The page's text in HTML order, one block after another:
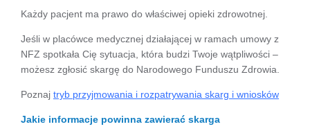
Każdy pacjent ma prawo do właściwej opieki zdrowotnej.
Jeśli w placówce medycznej działającej w ramach umowy z
NFZ spotkała Cię sytuacja, która budzi Twoje wątpliwości –
możesz zgłosić skargę do Narodowego Funduszu Zdrowia.
Poznaj tryb przyjmowania i rozpatrywania skarg i wniosków
Jakie informacje powinna zawierać skarga